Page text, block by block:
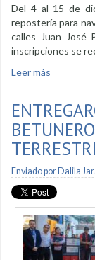
Del 4 al 15 de
repostería para
calles Juan
inscripciones se
Leer más
Enviado por Dalila